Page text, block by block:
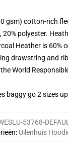
gsm) cotton-rich
polyester.
Heather is 60%
drawstring and
World
baggy go 2 sizes up
53768-
: Uilenhuis